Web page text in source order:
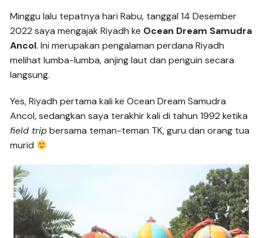
Minggu lalu tepatnya hari Rabu, tanggal 14 Desember
2022 saya mengajak Riyadh ke Ocean Dream Samudra
Ancol. Ini merupakan pengalaman perdana Riyadh
melihat lumba-lumba, anjing laut dan penguin secara
langsung.
Yes, Riyadh pertama kali ke Ocean Dream Samudra
Ancol, sedangkan saya terakhir kali di tahun 1992 ketika
field tripbersama teman-teman TK, guru dan orang tua
murid